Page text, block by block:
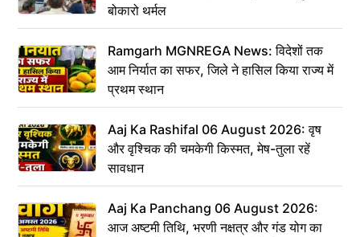
बोकारो थर्मल
Ramgarh MGNREGA News: विदेशों तक
आम निर्यात का सफर, जिले ने हासिल किया राज्य में
प्रथम स्थान
Aaj Ka Rashifal 06 August 2026: वृष
और वृश्चिक की चमकेगी किस्मत, मेष-तुला रहें
सावधान
Aaj Ka Panchang 06 August 2026:
आज अष्टमी तिथि, भरणी नक्षत्र और गंड योग का